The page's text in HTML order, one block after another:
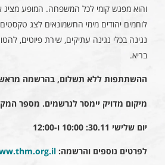
והוא מפגש קומי לכל המשפחה. המופע
לוחמים יהודים מימי החשמונאים לצג
נגינה בכלי נגינה עתיקים, שירת פיוטים,
בריא.
ההשתתפות ללא תשלום, בהרשמה
מיקום מדויק יימסר לנרשמים. מספר
יום שלישי 30.11: 10:00 ו-12:00
לפרטים נוספים והרשמה: